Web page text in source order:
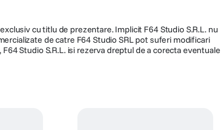
cu titlu de prezentare. Implicit F64 Studio S.R.L. nu
de catre F64 Studio SRL pot suferi modificari
Studio S.R.L. isi rezerva dreptul de a corecta eventuale